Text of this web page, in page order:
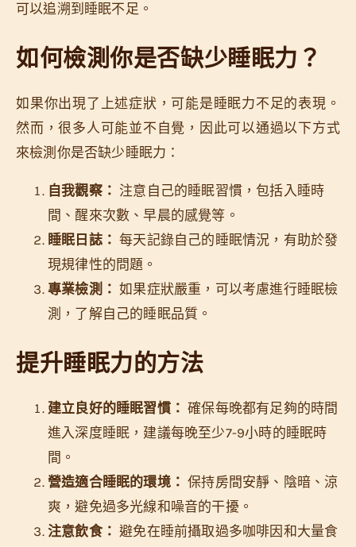
可以追溯到睡眠不足。
如何檢測你是否缺少睡眠力？
如果你出現了上述症狀，可能是睡眠力不足的表現。
然而，很多人可能並不自覺，因此可以通過以下方式
來檢測你是否缺少睡眠力：
自我觀察： 注意自己的睡眠習慣，包括入睡時
間、醒來次數、早晨的感覺等。
睡眠日誌： 每天記錄自己的睡眠情況，有助於發
現規律性的問題。
專業檢測： 如果症狀嚴重，可以考慮進行睡眠檢
測，了解自己的睡眠品質。
提升睡眠力的方法
建立良好的睡眠習慣： 確保每晚都有足夠的時間
進入深度睡眠，建議每晚至少7-9小時的睡眠時
間。
營造適合睡眠的環境： 保持房間安靜、陰暗、涼
爽，避免過多光線和噪音的干擾。
注意飲食： 避免在睡前攝取過多咖啡因和大量食